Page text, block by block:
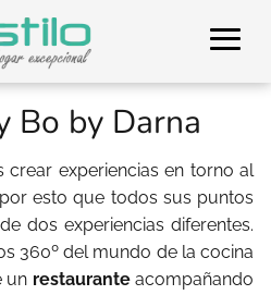
Bo by Darna
crear experiencias en torno al
esto que todos sus puntos
dos experiencias diferentes.
360º del mundo de la cocina
un restauranteacompañando